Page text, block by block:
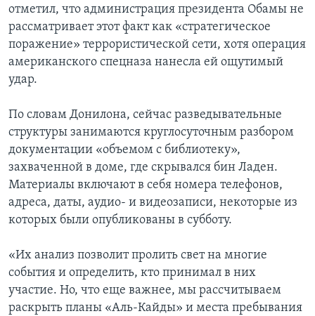
отметил, что администрация президента Обамы не
рассматривает этот факт как «стратегическое
поражение» террористической сети, хотя операция
американского спецназа нанесла ей ощутимый
удар.
По словам Донилона, сейчас разведывательные
структуры занимаются круглосуточным разбором
документации «объемом с библиотеку»,
захваченной в доме, где скрывался бин Ладен.
Материалы включают в себя номера телефонов,
адреса, даты, аудио- и видеозаписи, некоторые из
которых были опубликованы в субботу.
«Их анализ позволит пролить свет на многие
события и определить, кто принимал в них
участие. Но, что еще важнее, мы рассчитываем
раскрыть планы «Аль-Кайды» и места пребывания